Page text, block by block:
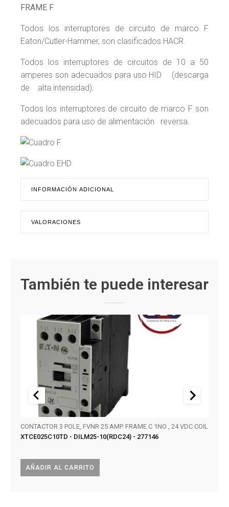
FRAME F
Todos los interruptores de circuito de marco F
Eaton/Cutler-Hammer, son clasificados HACR.
Todos los interruptores de circuitos de 10 a 50
amperes son adecuados para uso HID (descarga
de alta intensidad).
Todos los interruptores de circuito de marco F son
adecuados para uso de alimentación reversa.
INFORMACIÓN ADICIONAL
VALORACIONES
También te puede interesar
AÑADIR AL CARRITO
CONTACTOR 3 POLE, FVNR 25 AMP. FRAME C 1NO , 24 VDC COIL
XTCE025C10TD - DILM25-10(RDC24) - 277146